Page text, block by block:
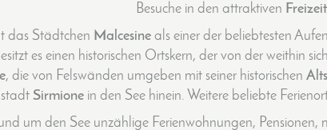
Besuche in den attraktiven
das Städtchen Malcesineals einer der beliebtesten
es einen historischen Ortskern, der von der weithin
, die von Felswänden umgeben mit seiner historischen
Sirmione in den See hinein. Weitere beliebte
um den See unzählige Ferienwohnungen,